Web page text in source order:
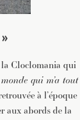
Cloclomania qui
qui m’a tout
à l’époque
aux abords de la